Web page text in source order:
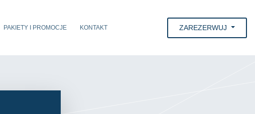
PAKIETY I PROMOCJE KONTAKT ZAREZERWUJ